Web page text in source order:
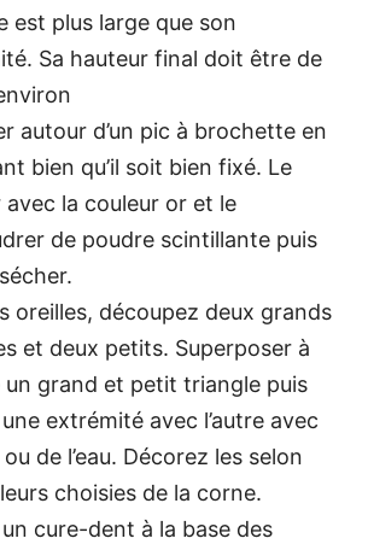
est plus large que son
Sa hauteur final doit être de
autour d’un pic à brochette en
bien qu’il soit bien fixé. Le
avec la couleur or et le
de poudre scintillante puis
oreilles, découpez deux grands
et deux petits. Superposer à
un grand et petit triangle puis
extrémité avec l’autre avec
de l’eau. Décorez les selon
choisies de la corne.
cure-dent à la base des